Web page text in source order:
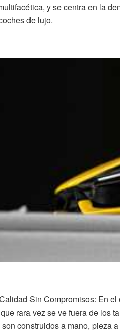
y se centra en la
de lujo.
Sin Compromisos: En
rara vez se ve fuera de los
construidos a mano, pieza